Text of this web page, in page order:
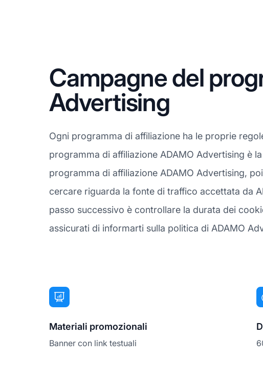
Campagne del
Advertising
Ogni programma di affiliazione ha le proprie
programma di affiliazione ADAMO Advertising è
programma di affiliazione ADAMO Advertising,
cercare riguarda la fonte di traffico accettata da
passo successivo è controllare la durata dei
assicurati di informarti sulla politica di ADAMO
Materiali promozionali
Banner con link testuali